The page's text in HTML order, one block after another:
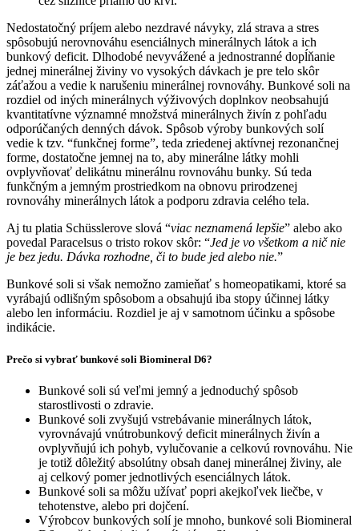
Nedostatočný príjem alebo nezdravé návyky, zlá strava a stres
spôsobujú nerovnováhu esenciálnych minerálnych látok a ich
bunkový deficit. Dlhodobé nevyvážené a jednostranné dopĺňanie
jednej minerálnej živiny vo vysokých dávkach je pre telo skôr
záťažou a vedie k narušeniu minerálnej rovnováhy. Bunkové soli na
rozdiel od iných minerálnych výživových doplnkov neobsahujú
kvantitatívne významné množstvá minerálnych živín z pohľadu
odporúčaných denných dávok. Spôsob výroby bunkových solí
vedie k tzv. “funkčnej forme”, teda zriedenej aktívnej rezonančnej
forme, dostatočne jemnej na to, aby minerálne látky mohli
ovplyvňovať delikátnu minerálnu rovnováhu bunky. Sú teda
funkčným a jemným prostriedkom na obnovu prirodzenej
rovnováhy minerálnych látok a podporu zdravia celého tela.
Aj tu platia Schüsslerove slová “viac neznamená lepšie” alebo ako
povedal Paracelsus o tristo rokov skôr: “Jed je vo všetkom a nič nie
je bez jedu. Dávka rozhodne, či to bude jed alebo nie.”
Bunkové soli si však nemožno zamieňať s homeopatikami, ktoré sa
vyrábajú odlišným spôsobom a obsahujú iba stopy účinnej látky
alebo len informáciu. Rozdiel je aj v samotnom účinku a spôsobe
indikácie.
Prečo si vybrať bunkové soli Biomineral D6?
Bunkové soli sú veľmi jemný a jednoduchý spôsob
starostlivosti o zdravie.
Bunkové soli zvyšujú vstrebávanie minerálnych látok,
vyrovnávajú vnútrobunkový deficit minerálnych živín a
ovplyvňujú ich pohyb, vylučovanie a celkovú rovnováhu. Nie
je totiž dôležitý absolútny obsah danej minerálnej živiny, ale
aj celkový pomer jednotlivých esenciálnych látok.
Bunkové soli sa môžu užívať popri akejkoľvek liečbe, v
tehotenstve, alebo pri dojčení.
Výrobcov bunkových solí je mnoho, bunkové soli Biomineral